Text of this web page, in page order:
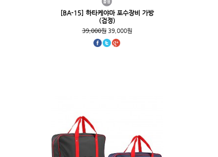
[BA-15] 하타케야마 포수장비 가방
(검정)
39,000원39,000원